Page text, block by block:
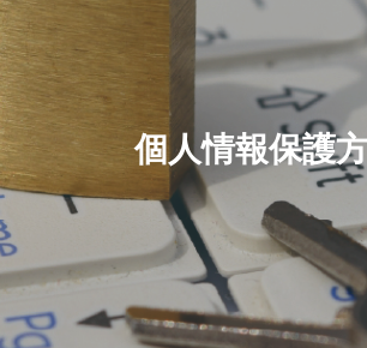
個人情報保護